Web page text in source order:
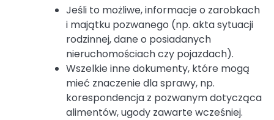
Jeśli to możliwe, informacje o zarobkach
i majątku pozwanego (np. akta sytuacji
rodzinnej, dane o posiadanych
nieruchomościach czy pojazdach).
Wszelkie inne dokumenty, które mogą
mieć znaczenie dla sprawy, np.
korespondencja z pozwanym dotycząca
alimentów, ugody zawarte wcześniej.